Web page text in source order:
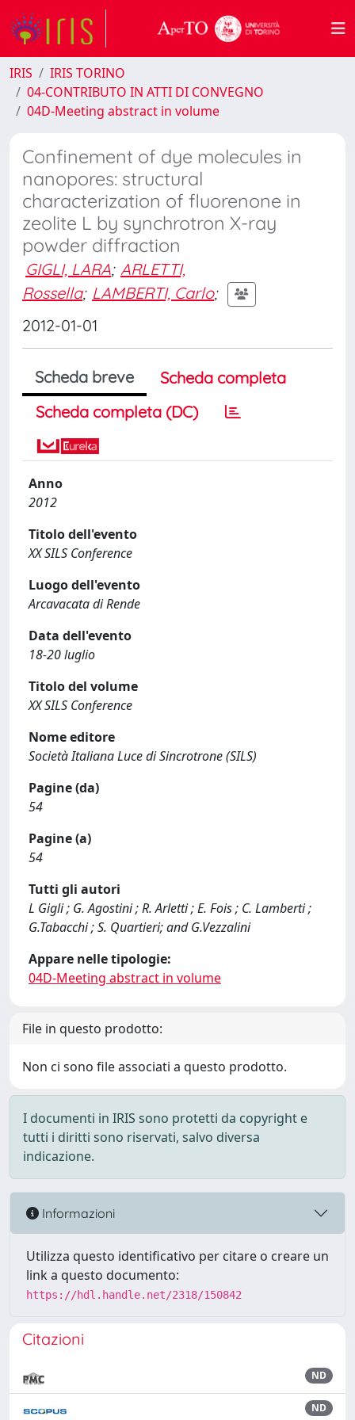
IRIS
IRIS TORINO
04-CONTRIBUTO IN ATTI DI CONVEGNO
04D-Meeting abstract in volume
Confinement of dye molecules in
nanopores: structural
characterization of fluorenone in
zeolite L by synchrotron X-ray
powder diffraction
GIGLI, LARA; ARLETTI,
Rossella; LAMBERTI, Carlo;
2012-01-01
Scheda breve
Scheda completa
Scheda completa (DC)
Anno
2012
Titolo dell'evento
XX SILS Conference
Luogo dell'evento
Arcavacata di Rende
Data dell'evento
18-20 luglio
Titolo del volume
XX SILS Conference
Nome editore
Società Italiana Luce di Sincrotrone (SILS)
Pagine (da)
54
Pagine (a)
54
Tutti gli autori
L Gigli ; G. Agostini ; R. Arletti ; E. Fois ; C. Lamberti ;
G.Tabacchi ; S. Quartieri; and G.Vezzalini
Appare nelle tipologie:
04D-Meeting abstract in volume
File in questo prodotto:
Non ci sono file associati a questo prodotto.
I documenti in IRIS sono protetti da copyright e
tutti i diritti sono riservati, salvo diversa
indicazione.
Informazioni
Utilizza questo identificativo per citare o creare un
link a questo documento:
https://hdl.handle.net/2318/150842
Citazioni
ND
ND